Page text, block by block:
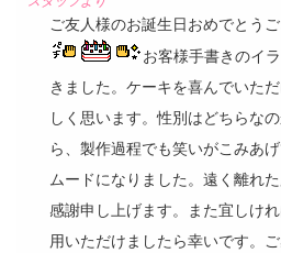
ご友人様のお誕生日おめでとう
お客様手書きのイ
きました。ケーキを喜んでいた
しく思います。性別はどちらな
ら、製作過程でも笑いがこみあ
ムードになりました。遠く離れ
感謝申し上げます。また宜しけ
用いただけましたら幸いです。